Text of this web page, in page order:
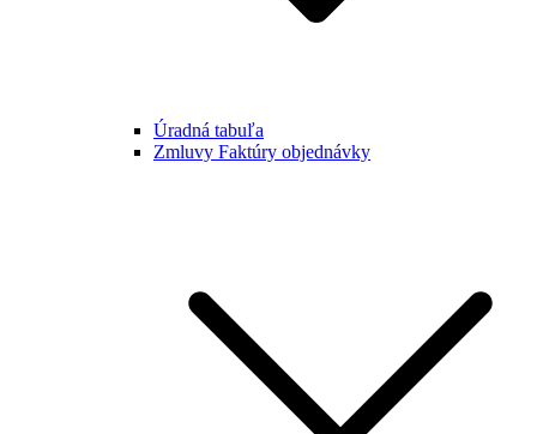
Úradná tabuľa
Zmluvy Faktúry objednávky